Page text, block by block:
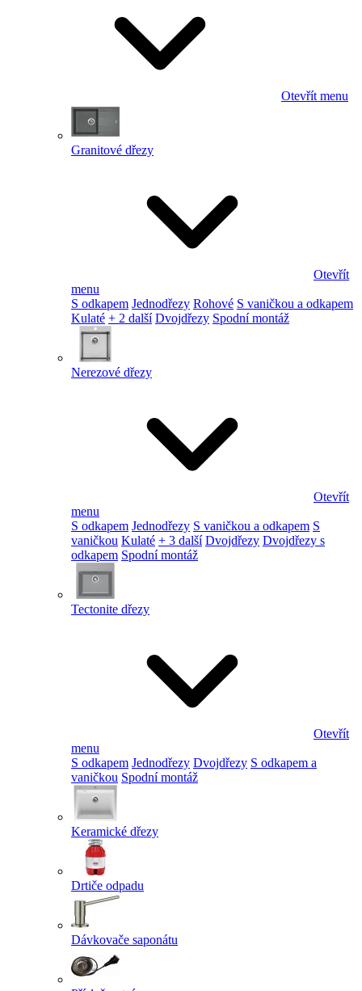
Otevřít menu
Granitové dřezy
Otevřít
menu
S odkapem Jednodřezy Rohové S vaničkou a odkapem
Kulaté + 2 další Dvojdřezy Spodní montáž
Nerezové dřezy
Otevřít
menu
S odkapem Jednodřezy S vaničkou a odkapem S
vaničkou Kulaté + 3 další Dvojdřezy Dvojdřezy s
odkapem Spodní montáž
Tectonite dřezy
Otevřít
menu
S odkapem Jednodřezy Dvojdřezy S odkapem a
vaničkou Spodní montáž
Keramické dřezy
Drtiče odpadu
Dávkovače saponátu